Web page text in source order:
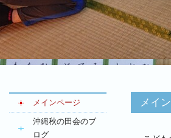
メイ
メインページ
沖縄秋の田会のブ
ログ